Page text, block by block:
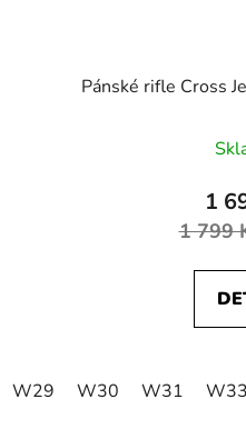
Pánské rifle Cross
1
1 799
W29 W30 W31 W33